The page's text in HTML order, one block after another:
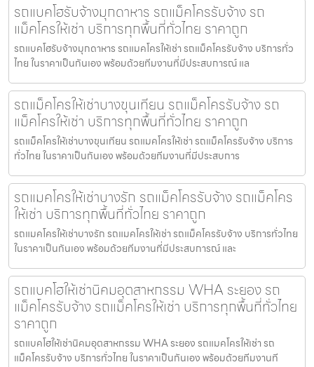
รถแบคโฮรับจ้างมุกดาหาร รถแม็คโครรับจ้าง รถ
แม็คโครให้เช่า บริการทุกพื้นที่ทั่วไทย ราคาถูก
รถแบคโฮรับจ้างมุกดาหาร รถแมคโครให้เช่า รถแม็คโครรับจ้าง บริการทั่ว
ไทย ในราคาเป็นกันเอง พร้อมด้วยทีมงานที่มีประสบการณ์ แล
รถแม็คโครให้เช่าบางขุนเทียน รถแม็คโครรับจ้าง รถ
แม็คโครให้เช่า บริการทุกพื้นที่ทั่วไทย ราคาถูก
รถแม็คโครให้เช่าบางขุนเทียน รถแมคโครให้เช่า รถแม็คโครรับจ้าง บริการ
ทั่วไทย ในราคาเป็นกันเอง พร้อมด้วยทีมงานที่มีประสบการ
รถแมคโครให้เช่าบางรัก รถแม็คโครรับจ้าง รถแม็คโคร
ให้เช่า บริการทุกพื้นที่ทั่วไทย ราคาถูก
รถแมคโครให้เช่าบางรัก รถแมคโครให้เช่า รถแม็คโครรับจ้าง บริการทั่วไทย
ในราคาเป็นกันเอง พร้อมด้วยทีมงานที่มีประสบการณ์ และ
รถแบคโฮให้เช่านิคมอุตสาหกรรม WHA ระยอง รถ
แม็คโครรับจ้าง รถแม็คโครให้เช่า บริการทุกพื้นที่ทั่วไทย
ราคาถูก
รถแบคโฮให้เช่านิคมอุตสาหกรรม WHA ระยอง รถแมคโครให้เช่า รถ
แม็คโครรับจ้าง บริการทั่วไทย ในราคาเป็นกันเอง พร้อมด้วยทีมงานที